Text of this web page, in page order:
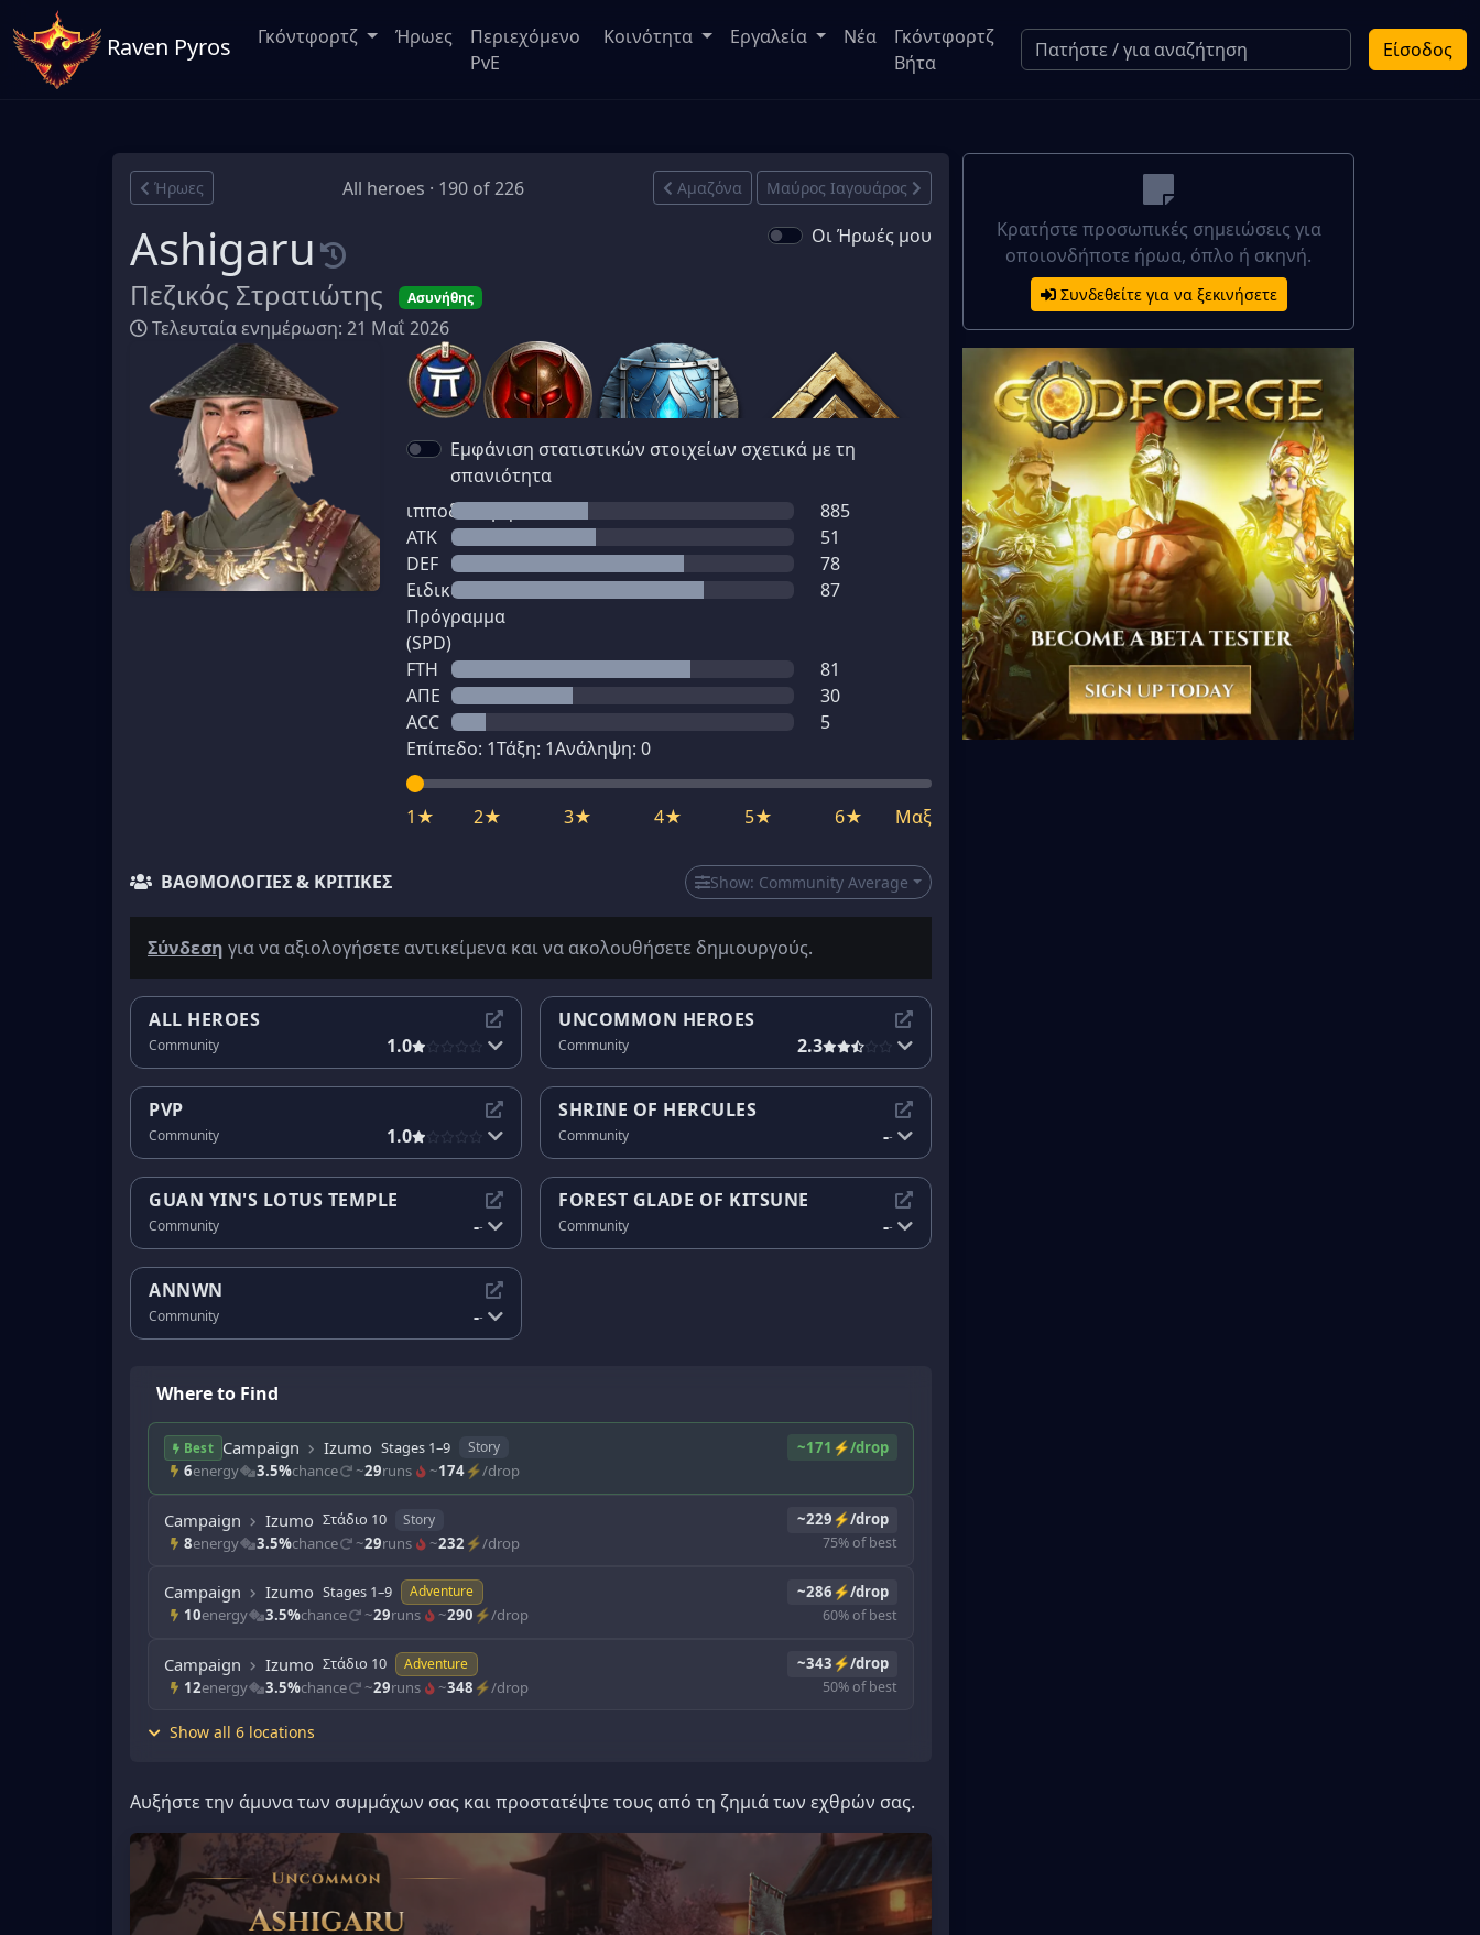
Raven Pyros Είσοδος
Γκόντφορτζ Ήρωες
Περιεχόμενο
PvE
Κοινότητα Εργαλεία Νέα
Γκόντφορτζ
Βήτα
Ήρωες All heroes · 190 of 226 Αμαζόνα Μαύρος Ιαγουάρος
Ashigaru
Πεζικός Στρατιώτης Ασυνήθης
Τελευταία ενημέρωση: 21 Μαΐ 2026
Οι Ήρωές μου
Εμφάνιση στατιστικών στοιχείων σχετικά με τη
σπανιότητα
ιπποδύναμη
885
ATK
51
DEF
78
Ειδικό
Πρόγραμμα
(SPD)
87
FTH
81
ΑΠΕ
30
ACC
5
Επίπεδο: 1Τάξη: 1Ανάληψη: 0
1★ 2★ 3★ 4★ 5★ 6★ Μαξ
ΒΑΘΜΟΛΟΓΊΕΣ & ΚΡΙΤΙΚΈΣ Show: Community Average
Σύνδεση για να αξιολογήσετε αντικείμενα και να ακολουθήσετε δημιουργούς.
ALL HEROES
Community 1.0
UNCOMMON HEROES
Community 2.3
PVP
Community 1.0
SHRINE OF HERCULES
Community --
GUAN YIN'S LOTUS TEMPLE
Community --
FOREST GLADE OF KITSUNE
Community --
ANNWN
Community --
Where to Find
Best Campaign Izumo Stages 1–9 Story
~171⚡/drop
6energy 3.5%chance ~29runs ~174⚡/drop
Campaign Izumo Στάδιο 10 Story
~229⚡/drop
8energy 3.5%chance ~29runs ~232 ⚡/drop 75% of best
Campaign Izumo Stages 1–9 Adventure
~286⚡/drop
10energy 3.5%chance ~29runs ~290 ⚡/drop 60% of best
Campaign Izumo Στάδιο 10 Adventure
~343⚡/drop
12energy 3.5%chance ~29runs ~348 ⚡/drop 50% of best
Show all 6 locations
Αυξήστε την άμυνα των συμμάχων σας και προστατέψτε τους από τη ζημιά των εχθρών σας.
Κρατήστε προσωπικές σημειώσεις για
οποιονδήποτε ήρωα, όπλο ή σκηνή.
Συνδεθείτε για να ξεκινήσετε